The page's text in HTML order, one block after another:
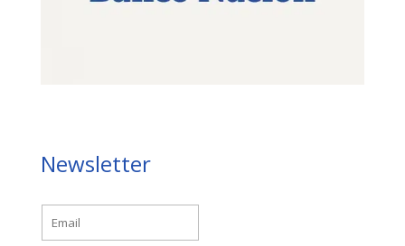
Newsletter